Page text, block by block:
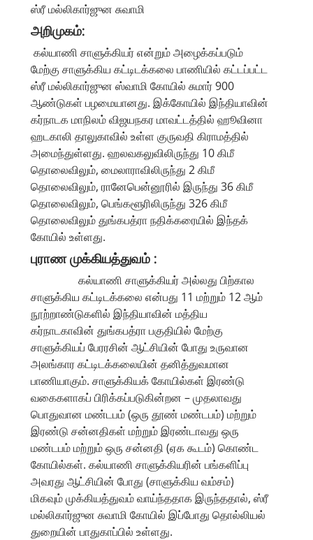
ஸ்ரீ மல்லிகார்ஜுன சுவாமி
அறிமுகம்:
கல்யாணி சாளுக்கியர் என்றும் அழைக்கப்படும்
மேற்கு சாளுக்கிய கட்டிடக்கலை பாணியில் கட்டப்பட்ட
ஸ்ரீ மல்லிகார்ஜுன ஸ்வாமி கோயில் சுமார் 900
ஆண்டுகள் பழமையானது. இக்கோயில் இந்தியாவின்
கர்நாடக மாநிலம் விஜயநகர மாவட்டத்தில் ஹூவினா
ஹடகாலி தாலுகாவில் உள்ள குருவதி கிராமத்தில்
அமைந்துள்ளது. ஹலவகலுவிலிருந்து 10 கிமீ
தொலைவிலும், மைலாராவிலிருந்து 2 கிமீ
தொலைவிலும், ரானேபென்னூரில் இருந்து 36 கிமீ
தொலைவிலும், பெங்களூரிலிருந்து 326 கிமீ
தொலைவிலும் துங்கபத்ரா நதிக்கரையில் இந்தக்
கோயில் உள்ளது.
புராண முக்கியத்துவம் :
கல்யாணி சாளுக்கியர் அல்லது பிற்கால
சாளுக்கிய கட்டிடக்கலை என்பது 11 மற்றும் 12 ஆம்
நூற்றாண்டுகளில் இந்தியாவின் மத்திய
கர்நாடகாவின் துங்கபத்ரா பகுதியில் மேற்கு
சாளுக்கியப் பேரரசின் ஆட்சியின் போது உருவான
அலங்கார கட்டிடக்கலையின் தனித்துவமான
பாணியாகும். சாளுக்கியக் கோயில்கள் இரண்டு
வகைகளாகப் பிரிக்கப்படுகின்றன – முதலாவது
பொதுவான மண்டபம் (ஒரு தூண் மண்டபம்) மற்றும்
இரண்டு சன்னதிகள் மற்றும் இரண்டாவது ஒரு
மண்டபம் மற்றும் ஒரு சன்னதி (ஏக கூடம்) கொண்ட
கோயில்கள். கல்யாணி சாளுக்கியரின் பங்களிப்பு
அவரது ஆட்சியின் போது (சாளுக்கிய வம்சம்)
மிகவும் முக்கியத்துவம் வாய்ந்ததாக இருந்ததால், ஸ்ரீ
மல்லிகார்ஜுன சுவாமி கோயில் இப்போது தொல்லியல்
துறையின் பாதுகாப்பில் உள்ளது.